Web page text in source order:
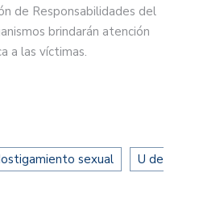
de Responsabilidades del
brindarán atención
a las víctimas.
sexual
U de